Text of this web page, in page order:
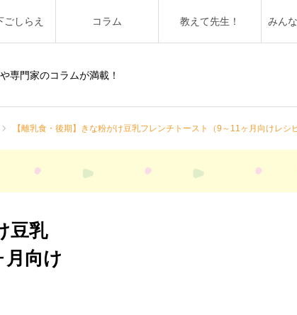
専門家のコラムが満載！
しらえ コラム 教えて先生！ みん
【離乳食・後期】きな粉がけ豆乳フレンチトースト（9～11ヶ月向けレシ
豆乳
月向け